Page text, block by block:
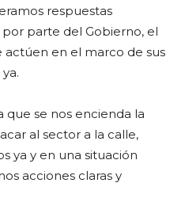
respuestas
por parte del Gobierno, el
en el marco de sus
que se nos encienda la
al sector a la calle,
ya y en una situación
acciones claras y